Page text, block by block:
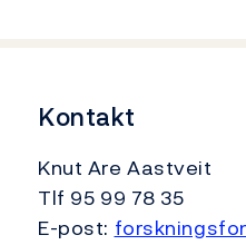
Kontakt
Knut Are Aastveit
Tlf 95 99 78 35
E-post: